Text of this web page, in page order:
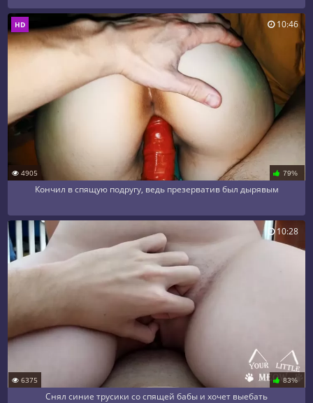
4905 79%
Кончил в спящую подругу, ведь презерватив был дырявым
HD 10:46
6375 83%
Снял синие трусики со спящей бабы и хочет выебать
10:28